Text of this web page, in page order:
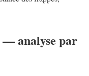
— analyse par